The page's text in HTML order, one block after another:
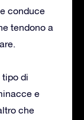
conduce
tendono a
tipo di
e
che